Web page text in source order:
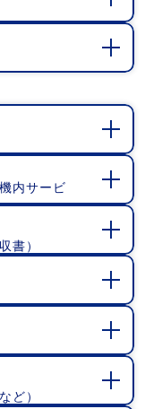
内サービ
書）
ど）